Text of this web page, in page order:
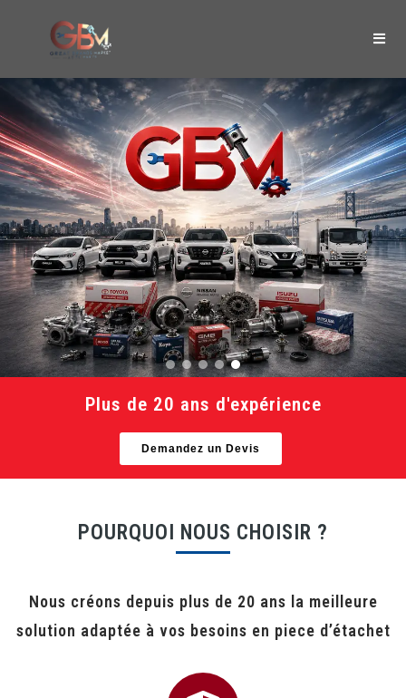
Plus de 20 ans d'expérience
Demandez un Devis
POURQUOI NOUS CHOISIR ?
Nous créons depuis plus de 20 ans la meilleure
solution adaptée à vos besoins en piece d’étachet